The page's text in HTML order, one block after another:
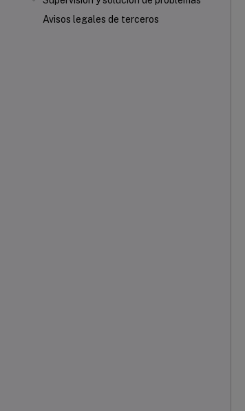
Avisos legales de terceros